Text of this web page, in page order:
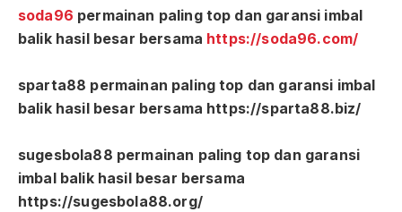
soda96 permainan paling top dan garansi imbal
balik hasil besar bersama https://soda96.com/
sparta88 permainan paling top dan garansi imbal
balik hasil besar bersama https://sparta88.biz/
sugesbola88 permainan paling top dan garansi
imbal balik hasil besar bersama
https://sugesbola88.org/